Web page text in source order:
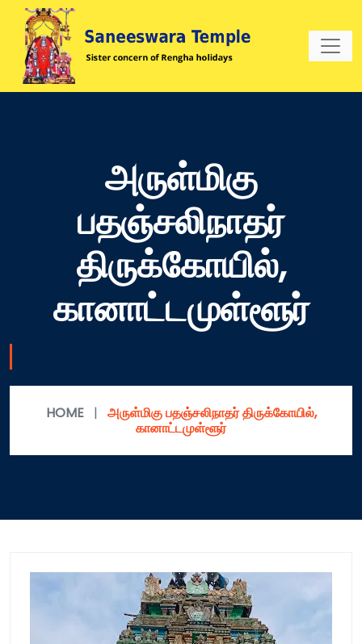
அருள்மிகு
பதஞ்சலிநாதர்
திருக்கோயில்,
கானாட்டமுள்ளூர்
HOME |
அருள்மிகு பதஞ்சலிநாதர் திருக்கோயில்,
கானாட்டமுள்ளூர்